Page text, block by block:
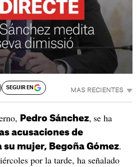
SEGUIR EN MAS RECIENTES
Pedro Sánchez, se ha
acusaciones de
mujer, Begoña Gómez.
por la tarde, ha señalado